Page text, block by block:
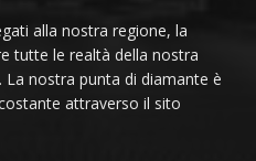
alla nostra regione, la
tutte le realtà della nostra
nostra punta di diamante è
attraverso il sito